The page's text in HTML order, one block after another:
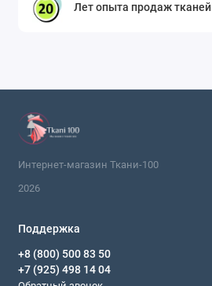
Лет опыта продаж тканей
Интернет-магазин Ткани-100
2026
Поддержка
+8 (800) 500 83 50
+7 (925) 498 14 04